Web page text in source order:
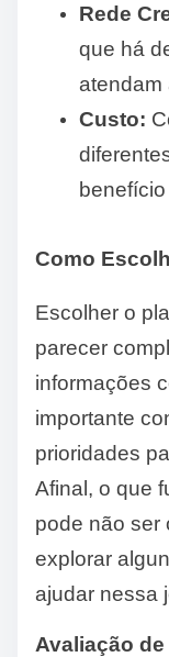
Rede
que há
atendam
Custo:
Como
Escolher o
parecer
informações
importante
prioridades
Afinal, o que
pode não ser
explorar
ajudar nessa
Avaliação